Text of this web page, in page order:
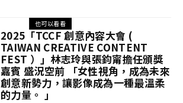
也可以看看
2025「TCCF 創意內容大會 (
TAIWAN CREATIVE CONTENT
FEST ）」林志玲與張鈞甯擔任頒獎
嘉賓 盛況空前 「女性視角，成為未來
創意新勢力，讓影像成為一種最溫柔
的力量。 」